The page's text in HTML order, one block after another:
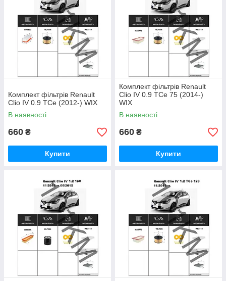
Комплект фільтрів Renault
Clio IV 0.9 TCe (2012-) WIX
В наявності
660 ₴
Купити
Комплект фільтрів Renault
Clio IV 0.9 TCe 75 (2014-)
WIX
В наявності
660 ₴
Купити